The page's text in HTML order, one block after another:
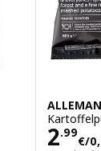
kg
2.99
€/